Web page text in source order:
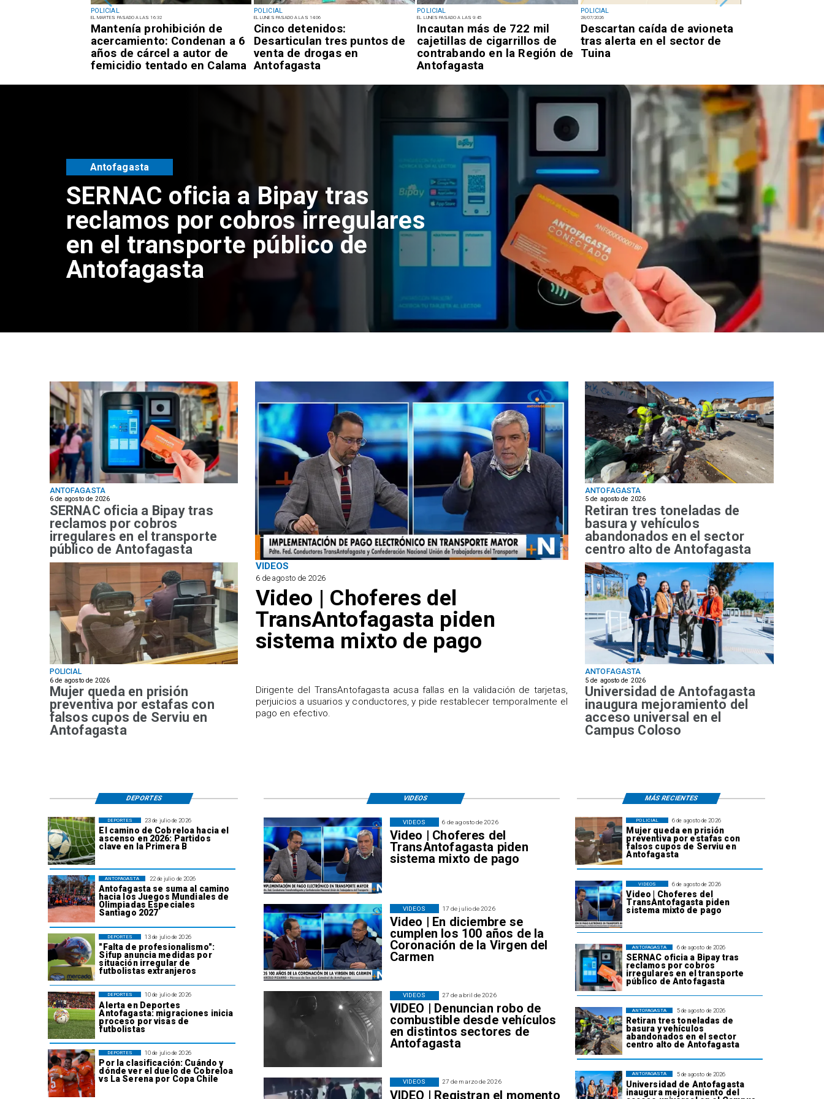
POLICIAL
EL MARTES PASADO A LAS 16:32
Mantenía prohibición de
acercamiento: Condenan a 6
años de cárcel a autor de
femicidio tentado en Calama
POLICIAL
EL LUNES PASADO A LAS 14:06
Cinco detenidos:
Desarticulan tres puntos de
venta de drogas en
Antofagasta
POLICIAL
EL LUNES PASADO A LAS 9:45
Incautan más de 722 mil
cajetillas de cigarrillos de
contrabando en la Región de
Antofagasta
POLICIAL
28/07/2026
Descartan caída de avioneta
tras alerta en el sector de
Tuina
Retiran tres toneladas de basura
y vehículos abandonados en el
sector centro alto de
Antofagasta
Antofagasta
ANTOFAGASTA
6 de agosto de 2026
SERNAC oficia a Bipay tras
reclamos por cobros
irregulares en el transporte
público de Antofagasta
VIDEOS
6 de agosto de 2026
Video | Choferes del
TransAntofagasta piden
sistema mixto de pago
​Dirigente del TransAntofagasta acusa fallas en la validación de tarjetas,
perjuicios a usuarios y conductores, y pide restablecer temporalmente el
pago en efectivo.
POLICIAL
6 de agosto de 2026
Mujer queda en prisión
preventiva por estafas con
falsos cupos de Serviu en
Antofagasta
ANTOFAGASTA
5 de agosto de 2026
Retiran tres toneladas de
basura y vehículos
abandonados en el sector
centro alto de Antofagasta
ANTOFAGASTA
5 de agosto de 2026
Universidad de Antofagasta
inaugura mejoramiento del
acceso universal en el
Campus Coloso
6 de agosto de 2026
Mujer queda en prisión
preventiva por estafas con
falsos cupos de Serviu en
Antofagasta
POLICIAL
6 de agosto de 2026
Video | Choferes del
TransAntofagasta piden
sistema mixto de pago
VIDEOS
6 de agosto de 2026
SERNAC oficia a Bipay tras
reclamos por cobros
irregulares en el transporte
público de Antofagasta
ANTOFAGASTA
5 de agosto de 2026
Retiran tres toneladas de
basura y vehículos
abandonados en el sector
centro alto de Antofagasta
ANTOFAGASTA
5 de agosto de 2026
Universidad de Antofagasta
inaugura mejoramiento del
ANTOFAGASTA
23 de julio de 2026
El camino de Cobreloa hacia el
ascenso en 2026: Partidos
clave en la Primera B
DEPORTES
22 de julio de 2026
Antofagasta se suma al camino
hacia los Juegos Mundiales de
Olimpiadas Especiales
Santiago 2027
ANTOFAGASTA
13 de julio de 2026
"Falta de profesionalismo":
Sifup anuncia medidas por
situación irregular de
futbolistas extranjeros
DEPORTES
10 de julio de 2026
Alerta en Deportes
Antofagasta: migraciones inicia
proceso por visas de
futbolistas
DEPORTES
10 de julio de 2026
Por la clasificación: Cuándo y
dónde ver el duelo de Cobreloa
vs La Serena por Copa Chile
DEPORTES
6 de agosto de 2026
Video | Choferes del
TransAntofagasta piden
sistema mixto de pago
VIDEOS
17 de julio de 2026
Video | En diciembre se
cumplen los 100 años de la
Coronación de la Virgen del
Carmen
VIDEOS
27 de abril de 2026
VIDEO | Denuncian robo de
combustible desde vehículos
en distintos sectores de
Antofagasta
VIDEOS
27 de marzo de 2026
VIDEO | Registran el momento
VIDEOS
VIDEOS
DEPORTES MÁS RECIENTES